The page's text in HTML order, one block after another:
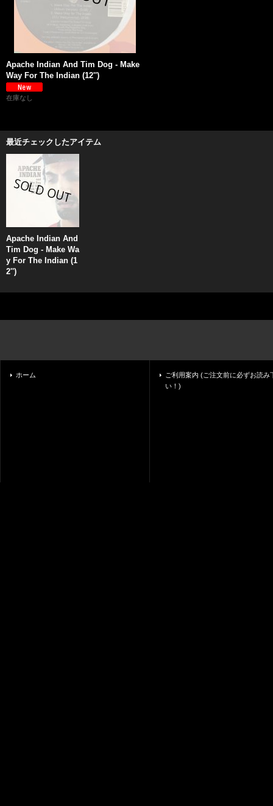
Apache Indian And Tim Dog - Make
Way For The Indian (12'')
在庫なし
最近チェックしたアイテム
Apache Indian And
Tim Dog - Make Wa
y For The Indian (1
2'')
ホーム
ご利用案内 (ご注文前に必ずお読み
い！)